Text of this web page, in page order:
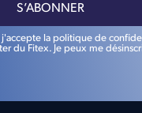
j'accepte la politique de
du Fitex. Je peux me